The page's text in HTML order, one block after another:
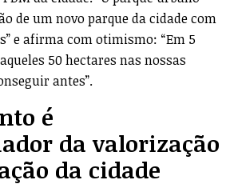
de um novo parque da cidade com
e afirma com otimismo: “Em 5
50 hectares nas nossas
antes”.
é
da valorização
da cidade